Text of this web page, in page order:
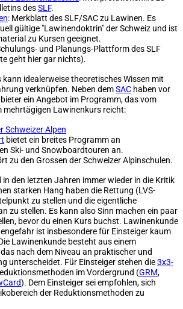
desSLF.
: Merkblatt des SLF/SAC zu Lawinen. Es
gültige "Lawinendoktrin" der Schweiz und ist
zu Kursen geeignet.
und Planungs-Plattform des SLF
geht hier gar nichts).
idealerweise theoretisches Wissen mit
verknüpfen. Neben demSAC haben vor
ein Angebot im Programm, das vom
mehrtägigen Lawinenkurs reicht:
Schweizer Alpen
bietet ein breites Programm an
Ski- und Snowboardtouren an.
zu den Grossen der Schweizer Alpinschulen.
in den letzten Jahren immer wieder in die Kritik
starken Hang haben die Rettung (LVS-
zu stellen und die eigentliche
zu stellen. Es kann also Sinn machen ein paar
bevor du einen Kurs buchst. Lawinenkunde
ist insbesondere für Einsteiger kaum
Lawinenkunde besteht aus einem
nach dem Niveau an praktischer und
unterscheidet. Für Einsteiger stehen die3x3-
im Vordergrund (GRM,
). Dem Einsteiger sei empfohlen, sich
der Reduktionsmethoden zu